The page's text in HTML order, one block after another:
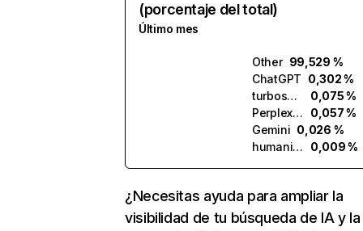
(porcentaje del total)
Último mes
Other 99,529 %
ChatGPT 0,302 %
turboscribe.ai
0,075 %
Perplexity
0,057 %
Gemini 0,026 %
humanize.ai
0,009 %
¿Necesitas ayuda para ampliar la
visibilidad de tu búsqueda de IA y la